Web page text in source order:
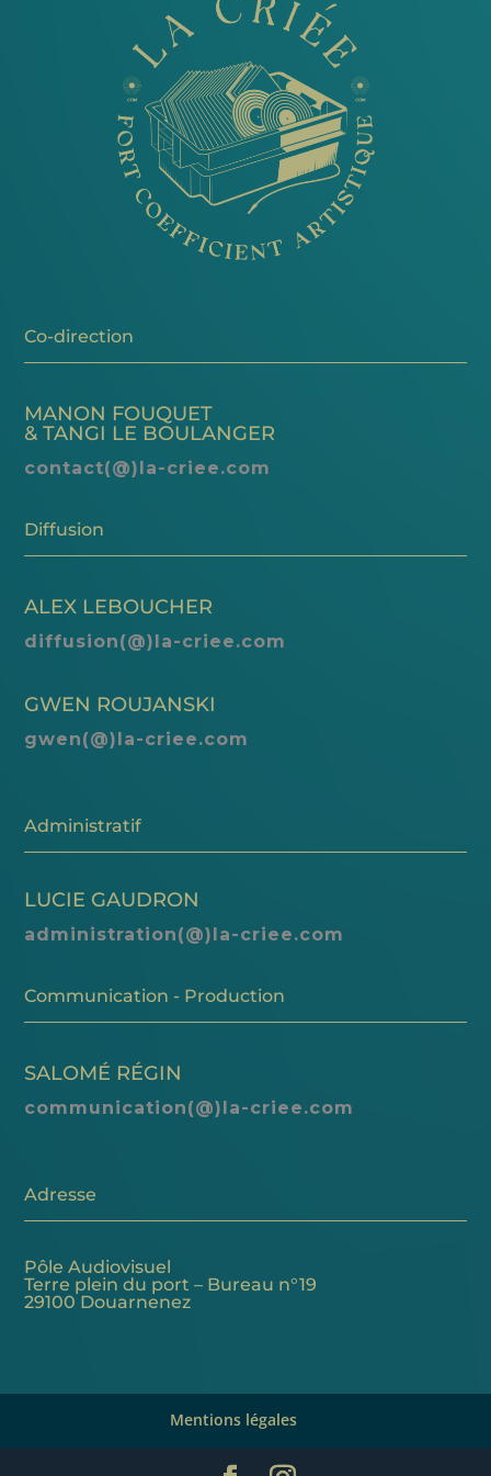
Co-direction
MANON FOUQUET
& TANGI LE BOULANGER
contact(@)la-criee.com
Diffusion
ALEX LEBOUCHER
diffusion(@)la-criee.com
GWEN ROUJANSKI
gwen(@)la-criee.com
Administratif
LUCIE GAUDRON
administration(@)la-criee.com
Communication - Production
SALOMÉ RÉGIN
communication(@)la-criee.com
Adresse
Pôle Audiovisuel
Terre plein du port – Bureau n°19
29100 Douarnenez
Mentions légales